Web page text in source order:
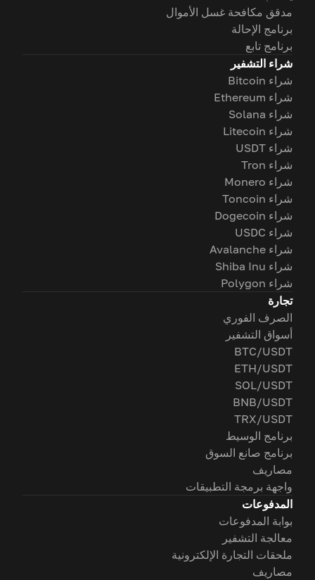
مدقق مكافحة غسل الأموال
برنامج الإحالة
برنامج تابع
شراء التشفير
شراء Bitcoin
شراء Ethereum
شراء Solana
شراء Litecoin
شراء USDT
شراء Tron
شراء Monero
شراء Toncoin
شراء Dogecoin
شراء USDC
شراء Avalanche
شراء Shiba Inu
شراء Polygon
تجارة
الصرف الفوري
أسواق التشفير
BTC/USDT
ETH/USDT
SOL/USDT
BNB/USDT
TRX/USDT
برنامج الوسيط
برنامج صانع السوق
مصاريف
واجهة برمجة التطبيقات
المدفوعات
بوابة المدفوعات
معالجة التشفير
ملحقات التجارة الإلكترونية
مصاريف